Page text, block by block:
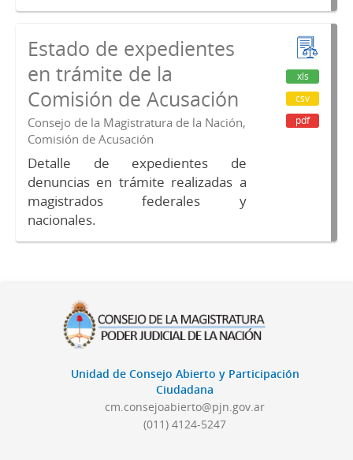
Estado de expedientes
en trámite de la
Comisión de Acusación
Consejo de la Magistratura de la Nación,
Comisión de Acusación
Detalle de expedientes de
denuncias en trámite realizadas a
magistrados federales y
nacionales.
xls
csv
pdf
Unidad de Consejo Abierto y Participación
Ciudadana
cm.consejoabierto@pjn.gov.ar
(011) 4124-5247